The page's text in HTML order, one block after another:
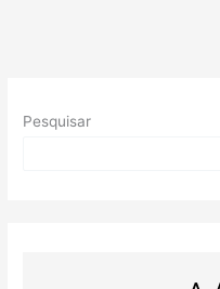
Pesquisar